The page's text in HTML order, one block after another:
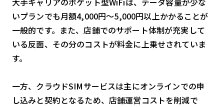
いプランでも月額4,000円〜5,000円以上かかることが
一般的です。また、店舗でのサポート体制が充実して
いる反面、その分のコストが料金に上乗せされていま
す。
一方、クラウドSIMサービスは主にオンラインでの申
し込みと契約となるため、店舗運営コストを削減で